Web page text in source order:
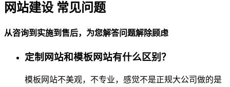
网站建设 常见问题
从咨询到实施到售后，为您解答问题解除顾虑
定制网站和模板网站有什么区别？
模板网站不美观，不专业，感觉不是正规大公司做的是